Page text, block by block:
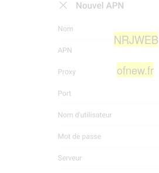
ofnew.fr
NRJWEB